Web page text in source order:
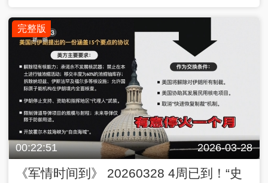
完整版
00:22:51 2026-03-28
《军情时间到》 20260328 4周已到！“史